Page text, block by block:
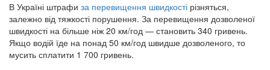
В Україні штрафи за перевищення швидкості різняться,
залежно від тяжкості порушення. За перевищення дозволеної
швидкості на більше ніж 20 км/год — становить 340 гривень.
Якщо водій їде на понад 50 км/год швидше дозволеного, то
мусить сплатити 1 700 гривень.